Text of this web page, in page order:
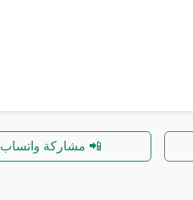
📲 مشاركة واتساب